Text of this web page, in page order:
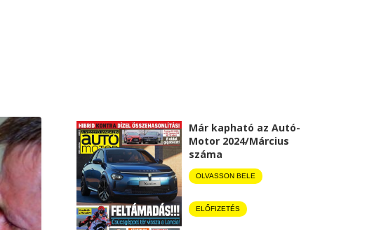
Már kapható az Autó-
Motor 2024/Március
száma
OLVASSON BELE
ELŐFIZETÉS